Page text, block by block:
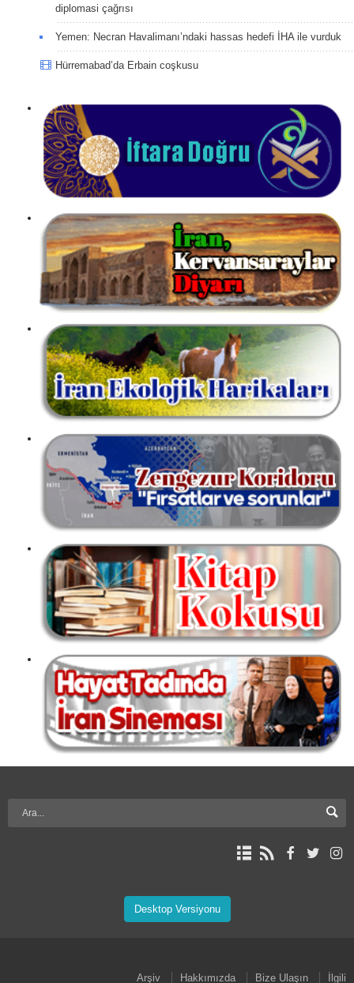
diplomasi çağrısı
Yemen: Necran Havalimanı’ndaki hassas hedefi İHA ile vurduk
Hürremabad’da Erbain coşkusu
Desktop Versiyonu
Arşiv Hakkımızda Bize Ulaşın İlgili